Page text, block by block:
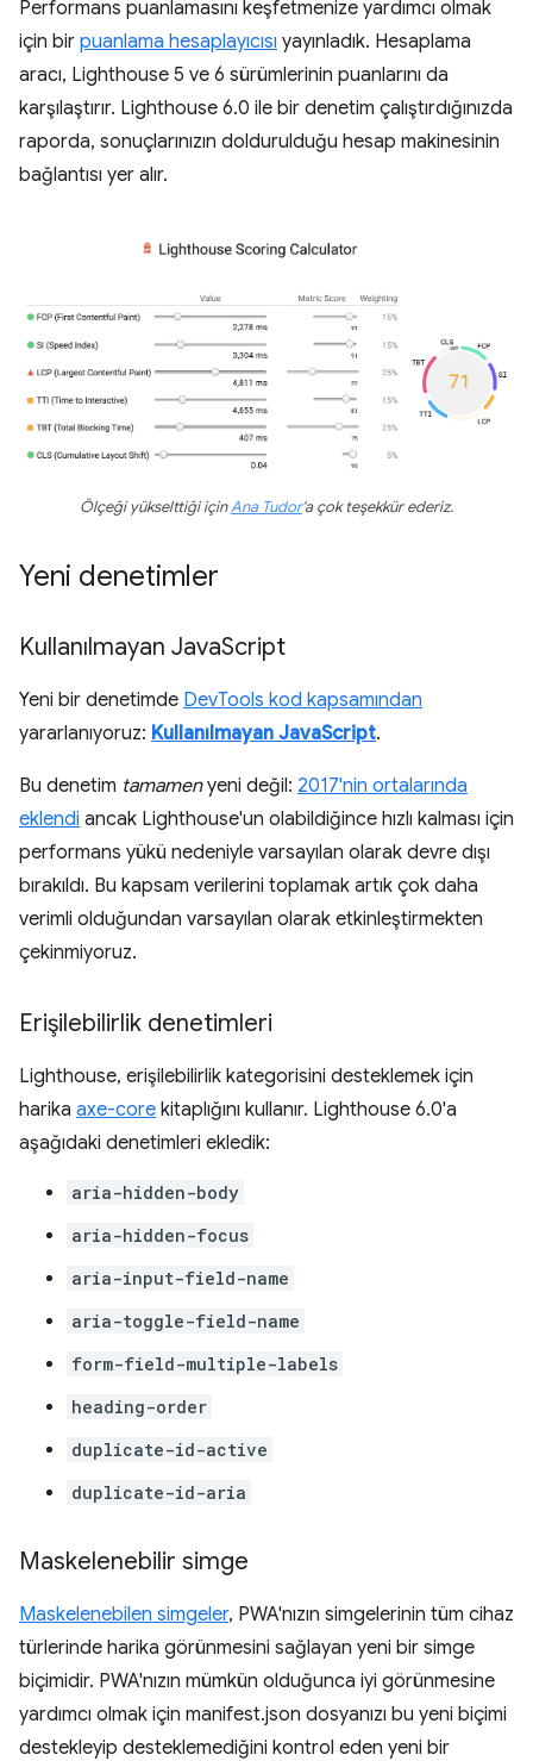
Performans puanlamasını keşfetmenize yardımcı olmak
için bir puanlama hesaplayıcısı yayınladık. Hesaplama
aracı, Lighthouse 5 ve 6 sürümlerinin puanlarını da
karşılaştırır. Lighthouse 6.0 ile bir denetim çalıştırdığınızda
raporda, sonuçlarınızın doldurulduğu hesap makinesinin
bağlantısı yer alır.
Ölçeği yükselttiği içinAna Tudor'a çok teşekkür ederiz.
Yeni denetimler
Kullanılmayan JavaScript
Yeni bir denetimde DevTools kod kapsamından
yararlanıyoruz: Kullanılmayan JavaScript.
Bu denetim tamamenyeni değil: 2017'nin ortalarında
eklendi ancak Lighthouse'un olabildiğince hızlı kalması için
performans yükü nedeniyle varsayılan olarak devre dışı
bırakıldı. Bu kapsam verilerini toplamak artık çok daha
verimli olduğundan varsayılan olarak etkinleştirmekten
çekinmiyoruz.
Erişilebilirlik denetimleri
Lighthouse, erişilebilirlik kategorisini desteklemek için
harika axe-core kitaplığını kullanır. Lighthouse 6.0'a
aşağıdaki denetimleri ekledik:
aria-hidden-body
aria-hidden-focus
aria-input-field-name
aria-toggle-field-name
form-field-multiple-labels
heading-order
duplicate-id-active
duplicate-id-aria
Maskelenebilir simge
Maskelenebilen simgeler, PWA'nızın simgelerinin tüm cihaz
türlerinde harika görünmesini sağlayan yeni bir simge
biçimidir. PWA'nızın mümkün olduğunca iyi görünmesine
yardımcı olmak için manifest.json dosyanızı bu yeni biçimi
destekleyip desteklemediğini kontrol eden yeni bir